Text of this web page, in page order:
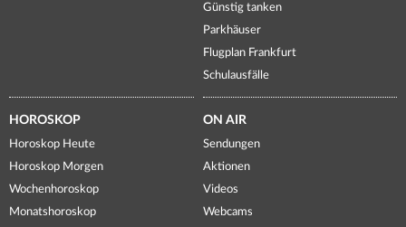
Günstig tanken
Parkhäuser
Flugplan Frankfurt
Schulausfälle
HOROSKOP
Horoskop Heute
Horoskop Morgen
Wochenhoroskop
Monatshoroskop
ON AIR
Sendungen
Aktionen
Videos
Webcams